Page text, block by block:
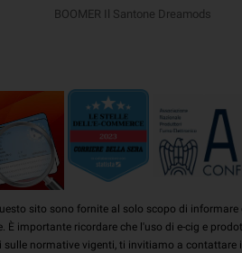
BOOMER Il Santone Dreamods
sito sono fornite al solo scopo di
È importante ricordare che l'uso di e-cig e
normative vigenti, ti invitiamo a contattare